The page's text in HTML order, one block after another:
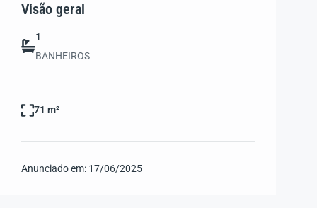
Visão geral
1
BANHEIROS
71 m²
Anunciado em: 17/06/2025